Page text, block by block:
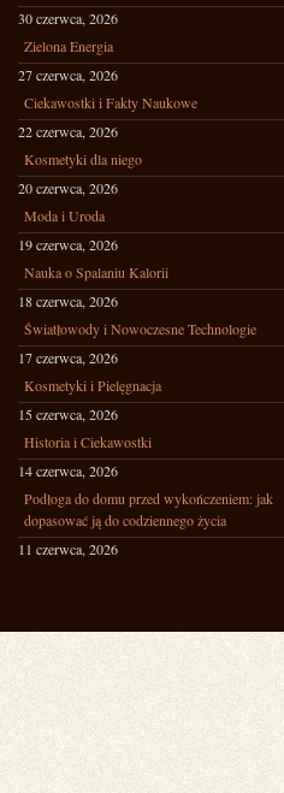
30 czerwca, 2026
Zielona Energia
27 czerwca, 2026
Ciekawostki i Fakty Naukowe
22 czerwca, 2026
Kosmetyki dla niego
20 czerwca, 2026
Moda i Uroda
19 czerwca, 2026
Nauka o Spalaniu Kalorii
18 czerwca, 2026
Światłowody i Nowoczesne Technologie
17 czerwca, 2026
Kosmetyki i Pielęgnacja
15 czerwca, 2026
Historia i Ciekawostki
14 czerwca, 2026
Podłoga do domu przed wykończeniem: jak
dopasować ją do codziennego życia
11 czerwca, 2026